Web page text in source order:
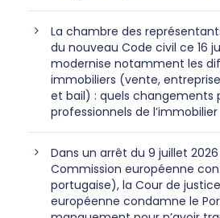
La chambre des
du nouveau Code civil ce 16
modernise notamment les
immobiliers (vente,
et bail) : quels changements
professionnels de l’immobilier
Dans un arrêt du 9 juillet
Commission européenne
portugaise), la Cour de justice
européenne condamne le